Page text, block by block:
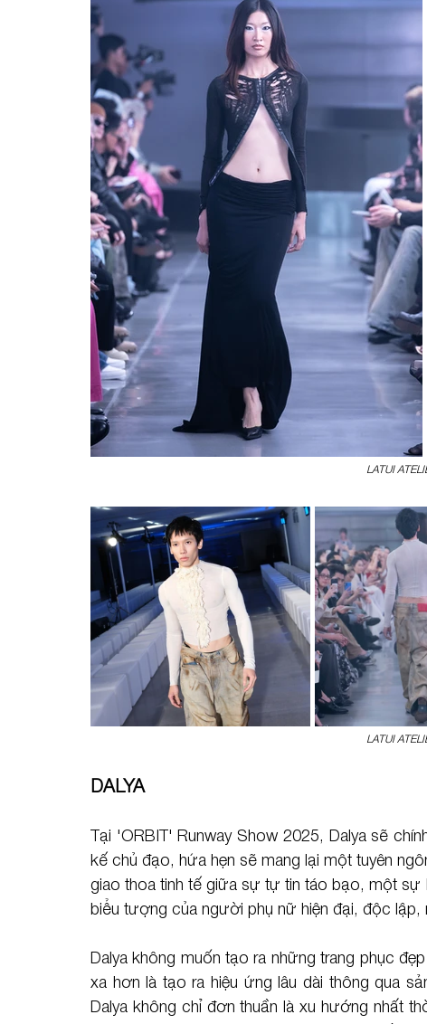
LATUI
LATUI
DALYA
Tại 'ORBIT' Runway Show 2025, Dalya sẽ
kế chủ đạo, hứa hẹn sẽ mang lại một tuyên
giao thoa tinh tế giữa sự tự tin táo bạo, một sự
biểu tượng của người phụ nữ hiện đại, độc lập,
Dalya không muốn tạo ra những trang phục
xa hơn là tạo ra hiệu ứng lâu dài thông qua
Dalya không chỉ đơn thuần là xu hướng nhất